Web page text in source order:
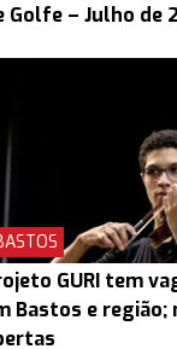
Golfe – Julho de
GURI tem
Bastos e